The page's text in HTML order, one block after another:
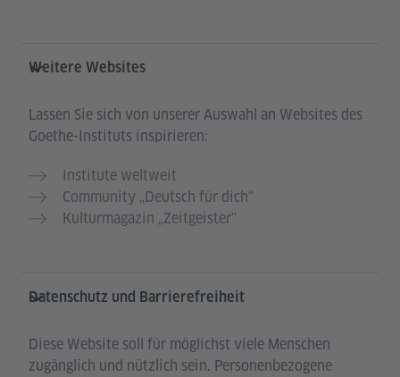
Weitere Websites
Lassen Sie sich von unserer Auswahl an Websites des
Goethe-Instituts inspirieren:
Institute weltweit
Community „Deutsch für dich“
Kulturmagazin „Zeitgeister"
Datenschutz und Barrierefreiheit
Diese Website soll für möglichst viele Menschen
zugänglich und nützlich sein. Personenbezogene